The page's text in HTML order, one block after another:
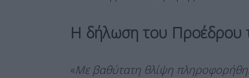
Η δήλωση του Προέδρου
«Με βαθύτατη θλίψη